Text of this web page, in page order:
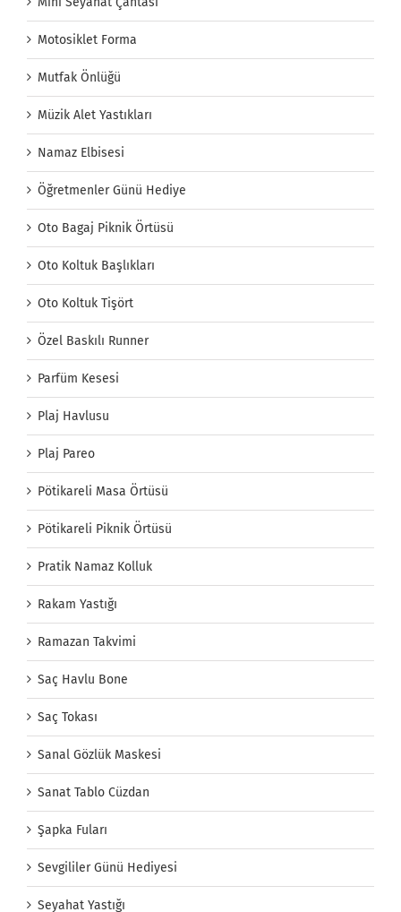
Motosiklet Forma
Mutfak Önlüğü
Müzik Alet Yastıkları
Namaz Elbisesi
Öğretmenler Günü Hediye
Oto Bagaj Piknik Örtüsü
Oto Koltuk Başlıkları
Oto Koltuk Tişört
Özel Baskılı Runner
Parfüm Kesesi
Plaj Havlusu
Plaj Pareo
Pötikareli Masa Örtüsü
Pötikareli Piknik Örtüsü
Pratik Namaz Kolluk
Rakam Yastığı
Ramazan Takvimi
Saç Havlu Bone
Saç Tokası
Sanal Gözlük Maskesi
Sanat Tablo Cüzdan
Şapka Fuları
Sevgililer Günü Hediyesi
Seyahat Yastığı